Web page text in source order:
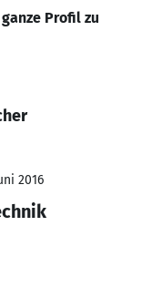
Profil zu
2016